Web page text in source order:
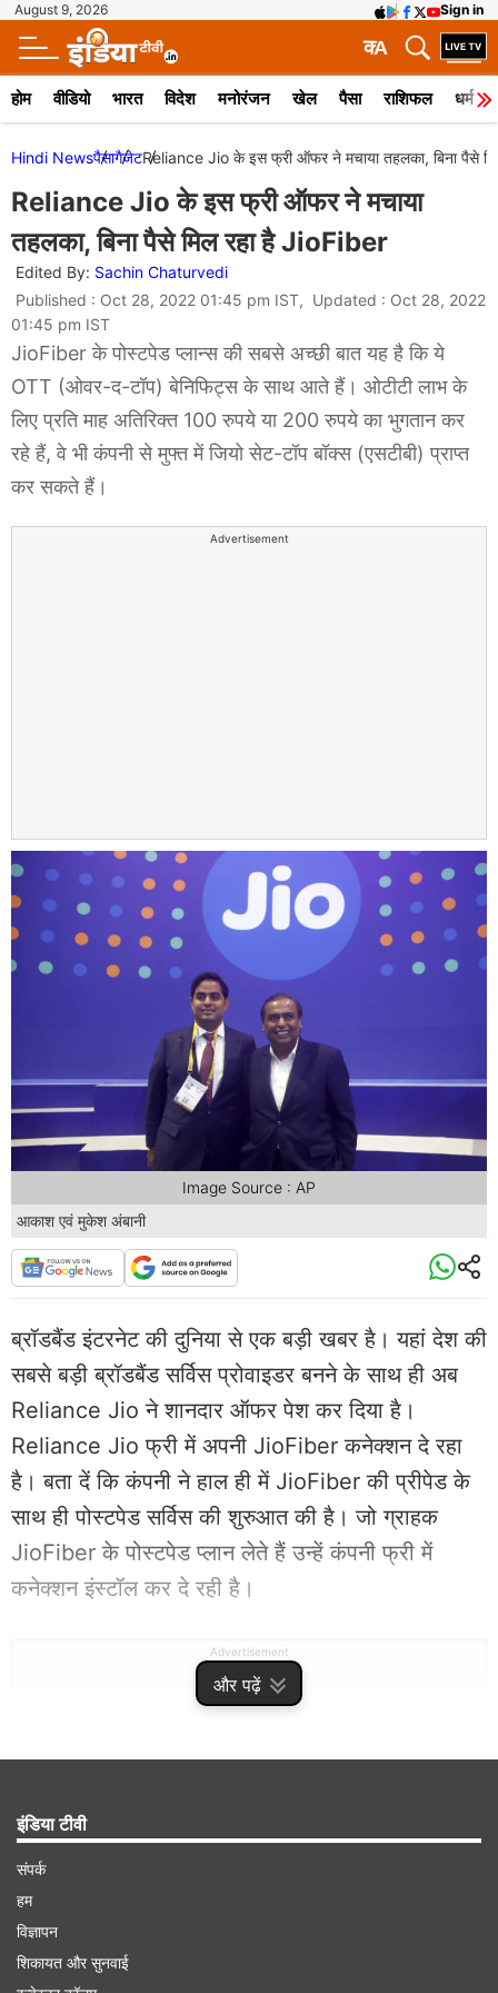
August 9, 2026 Sign in
A
क
होम वीडियो भारत विदेश मनोरंजन खेल पैसा राशिफल धर्म
और पढ़ें
Hindi NewsपैसागैजेटReliance Jio के इस फ्री ऑफर ने मचाया तहलका, बिना पैसे
Reliance Jio के इस फ्री ऑफर ने मचाया
तहलका, बिना पैसे मिल रहा है JioFiber
Edited By: Sachin Chaturvedi
Published : Oct 28, 2022 01:45 pm IST, Updated : Oct 28, 2022
01:45 pm IST
JioFiber के पोस्टपेड प्लान्स की सबसे अच्छी बात यह है कि ये
OTT (ओवर-द-टॉप) बेनिफिट्स के साथ आते हैं। ओटीटी लाभ के
लिए प्रति माह अतिरिक्त 100 रुपये या 200 रुपये का भुगतान कर
रहे हैं, वे भी कंपनी से मुफ्त में जियो सेट-टॉप बॉक्स (एसटीबी) प्राप्त
कर सकते हैं।
Advertisement
आकाश एवं मुकेश अंबानी
Image Source : AP
ब्रॉडबैंड इंटरनेट की दुनिया से एक बड़ी खबर है। यहां देश की
सबसे बड़ी ब्रॉडबैंड सर्विस प्रोवाइडर बनने के साथ ही अब
Reliance Jio ने शानदार ऑफर पेश कर दिया है।
Reliance Jio फ्री में अपनी JioFiber कनेक्शन दे रहा
है। बता दें कि कंपनी ने हाल ही में JioFiber की प्रीपेड के
साथ ही पोस्टपेड सर्विस की शुरुआत की है। जो ग्राहक
JioFiber के पोस्टपेड प्लान लेते हैं उन्हें कंपनी फ्री में
कनेक्शन इंस्टॉल कर दे रही है।
Advertisement
क्या है Reliance JioFiber का ऑफर
इंडिया टीवी
संपर्क
हम
विज्ञापन
शिकायत और सुनवाई